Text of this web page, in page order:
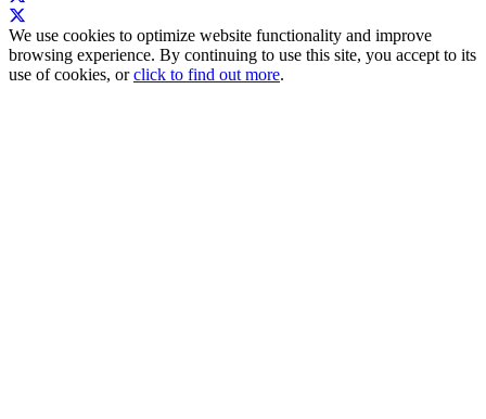
We use cookies to optimize website functionality and improve
browsing experience. By continuing to use this site, you accept to its
use of cookies, orclick to find out more.